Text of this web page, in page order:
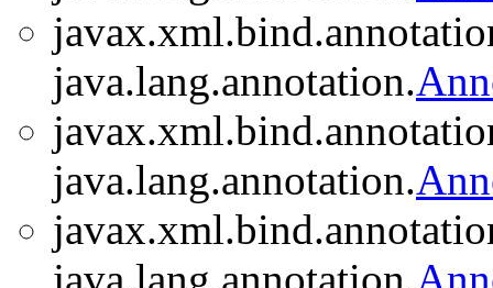
java.lang.annotation.
java.lang.annotation.